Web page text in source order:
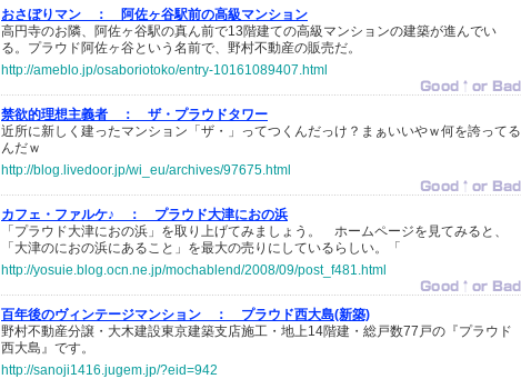
おさぼりマン ：
阿佐ヶ谷駅前の高級マンション
高円寺のお隣、阿佐ヶ谷駅の真ん前で13階建ての高級マンションの建築が進んでい
る。プラウド阿佐ヶ谷という名前で、野村不動産の販売だ。
http://ameblo.jp/osaboriotoko/entry-10161089407.html
禁欲的理想主義者 ：
ザ・プラウドタワー
近所に新しく建ったマンション「ザ・」ってつくんだっけ？まぁいいやｗ何を誇ってる
んだｗ
http://blog.livedoor.jp/wi_eu/archives/97675.html
カフェ・ファルケ♪ ：
プラウド大津におの浜
「プラウド大津におの浜」を取り上げてみましょう。 ホームページを見てみると、
「大津のにおの浜にあること」を最大の売りにしているらしい。「
http://yosuie.blog.ocn.ne.jp/mochablend/2008/09/post_f481.html
百年後のヴィンテージマンション ：
プラウド西大島(新築)
野村不動産分譲・大木建設東京建築支店施工・地上14階建・総戸数77戸の『プラウド
西大島』です。
http://sanoji1416.jugem.jp/?eid=942